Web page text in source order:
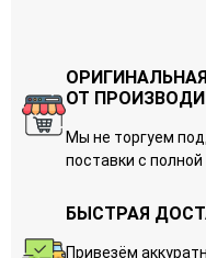
ОТ
Мы не торгуем
поставки с полной
БЫСТРАЯ
Привезём